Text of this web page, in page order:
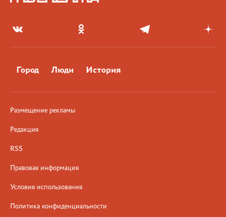
Город Люди История
Размещение рекламы
Редакция
RSS
Правовая информация
Условия использования
Политика конфиденциальности